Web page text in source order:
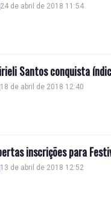
24 de abril de 2018 11:54
Santos conquista
18 de abril de 2018 12:40
inscrições para
13 de abril de 2018 12:52